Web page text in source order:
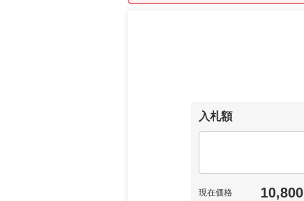
入札額
現在価格 10,800